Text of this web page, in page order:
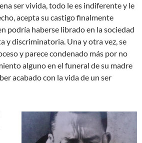
ser vivida, todo le es indiferente y le
acepta su castigo finalmente
podría haberse librado en la sociedad
y discriminatoria. Una y otra vez, se
y parece condenado más por no
alguno en el funeral de su madre
acabado con la vida de un ser